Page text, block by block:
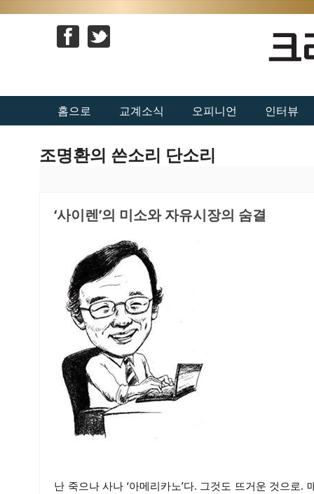
홈으로 교계소식 오피니언 인터뷰
조명환의 쓴소리 단소리
‘사이렌’의 미소와 자유시장의 숨결
난 죽으나 사나 ‘아메리카노’다. 그것도 뜨거운 것으로